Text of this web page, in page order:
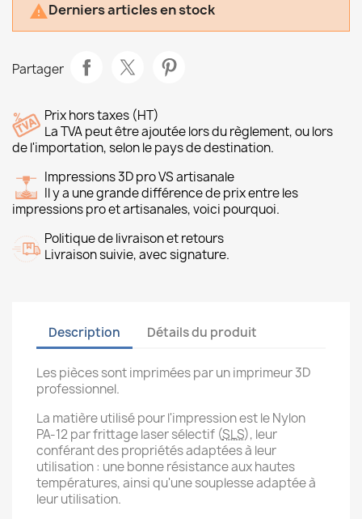
Derniers articles en stock
Partager
Prix hors taxes (HT)
La TVA peut être ajoutée lors du règlement, ou lors
de l'importation, selon le pays de destination.
Impressions 3D pro VS artisanale
Il y a une grande différence de prix entre les
impressions pro et artisanales, voici pourquoi.
Politique de livraison et retours
Livraison suivie, avec signature.
Description Détails du produit
Les pièces sont imprimées par un imprimeur 3D
professionnel.
La matière utilisé pour l'impression est le Nylon
PA-12 par frittage laser sélectif (SLS), leur
conférant des propriétés adaptées à leur
utilisation : une bonne résistance aux hautes
températures, ainsi qu'une souplesse adaptée à
leur utilisation.